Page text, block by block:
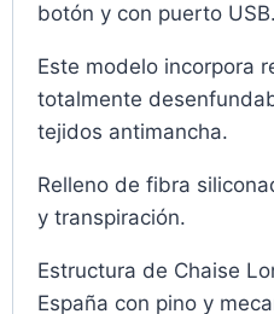
botón y con puerto USB.
Este modelo incorpora
totalmente
tejidos antimancha.
Relleno de fibra
y transpiración.
Estructura de Chaise
España con pino y